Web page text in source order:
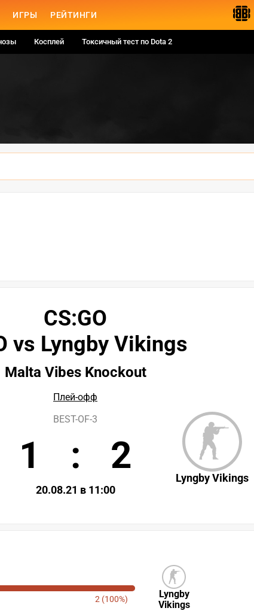
ИГРЫ РЕЙТИНГИ
Косплей Токсичный тест по Dota 2
CS:GO
vs Lyngby Vikings
Malta Vibes Knockout
Плей-офф
Lyngby Vikings
BEST-OF-3
1 : 2
20.08.21 в 11:00
Lyngby
Vikings
2 (100%)